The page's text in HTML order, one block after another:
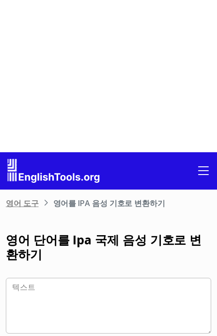
영어 도구 영어를 IPA 음성 기호로 변환하기
영어 단어를 Ipa 국제 음성 기호로 변
환하기